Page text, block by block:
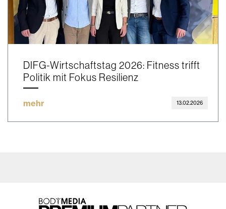
DIFG-Wirtschaftstag 2026: Fitness trifft
Politik mit Fokus Resilienz
mehr 13.02.2026